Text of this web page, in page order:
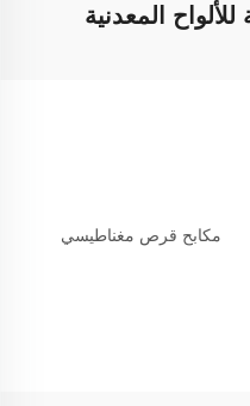
المعدنية
مكابح قرص مغناطيسي